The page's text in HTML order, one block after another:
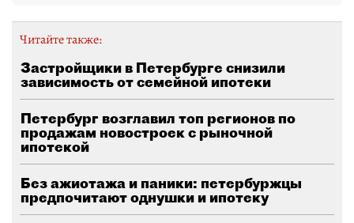
Читайте также:
Застройщики в Петербурге снизили
зависимость от семейной ипотеки
Петербург возглавил топ регионов по
продажам новостроек с рыночной
ипотекой
Без ажиотажа и паники: петербуржцы
предпочитают однушки и ипотеку